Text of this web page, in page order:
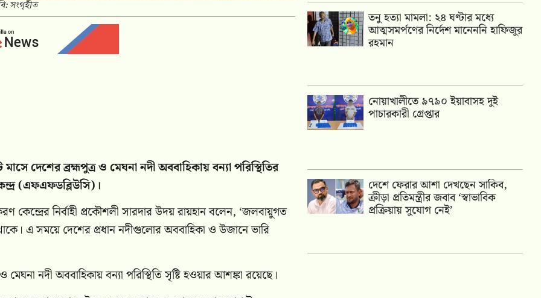
সংগৃহীত
দেশের ব্রহ্মপুত্র ও মেঘনা নদী অববাহিকায় বন্যা পরিস্থিতির
(এফএফডব্লিউসি)।
কেন্দ্রের নির্বাহী প্রকৌশলী সারদার উদয় রায়হান বলেন, ‘জলবায়ুগত
এ সময়ে দেশের প্রধান নদীগুলোর অববাহিকা ও উজানে ভারি
নদী অববাহিকায় বন্যা পরিস্থিতি সৃষ্টি হওয়ার আশঙ্কা রয়েছে।
তনু হত্যা মামলা: ২৪ ঘণ্টার মধ্যে
আত্মসমর্পণের নির্দেশ মানেননি হাফিজুর
রহমান
নোয়াখালীতে ৯৭৯০ ইয়াবাসহ দুই
পাচারকারী গ্রেপ্তার
দেশে ফেরার আশা দেখছেন সাকিব,
ক্রীড়া প্রতিমন্ত্রীর জবাব ‘স্বাভাবিক
প্রক্রিয়ায় সুযোগ নেই’